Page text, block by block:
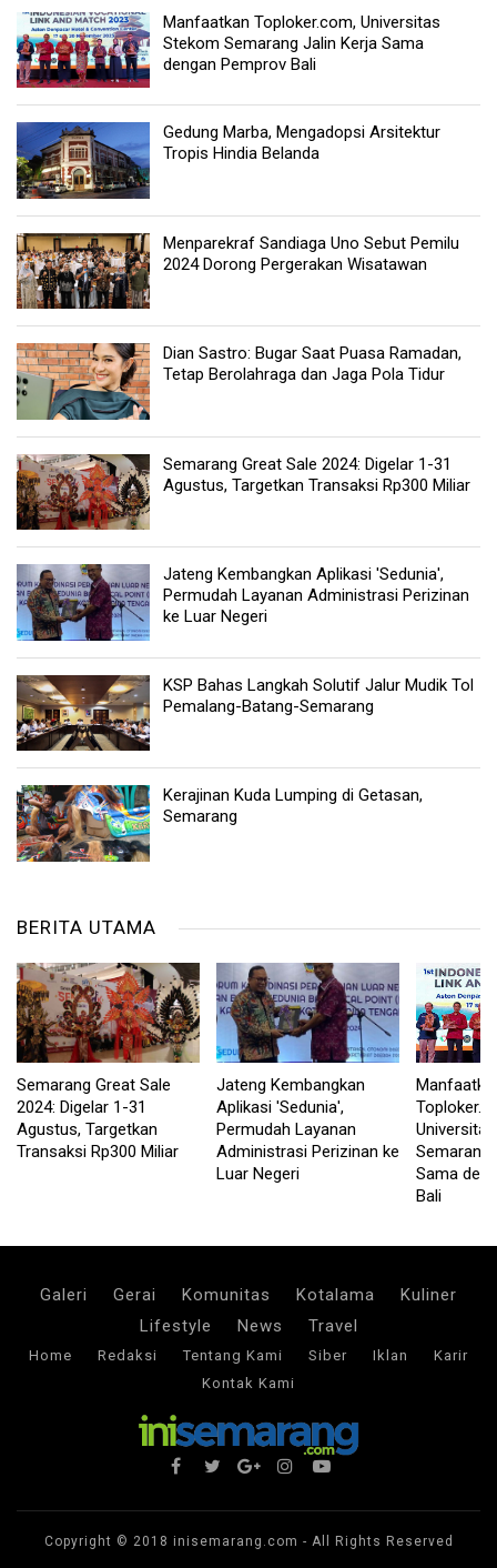
Manfaatkan Toploker.com, Universitas
Stekom Semarang Jalin Kerja Sama
dengan Pemprov Bali
Gedung Marba, Mengadopsi Arsitektur
Tropis Hindia Belanda
Menparekraf Sandiaga Uno Sebut Pemilu
2024 Dorong Pergerakan Wisatawan
Dian Sastro: Bugar Saat Puasa Ramadan,
Tetap Berolahraga dan Jaga Pola Tidur
Semarang Great Sale 2024: Digelar 1-31
Agustus, Targetkan Transaksi Rp300 Miliar
Jateng Kembangkan Aplikasi 'Sedunia',
Permudah Layanan Administrasi Perizinan
ke Luar Negeri
KSP Bahas Langkah Solutif Jalur Mudik Tol
Pemalang-Batang-Semarang
Kerajinan Kuda Lumping di Getasan,
Semarang
BERITA UTAMA
Semarang Great Sale
2024: Digelar 1-31
Agustus, Targetkan
Transaksi Rp300 Miliar
Jateng Kembangkan
Aplikasi 'Sedunia',
Permudah Layanan
Administrasi Perizinan ke
Luar Negeri
Semarang
Sama
Bali
Galeri Gerai Komunitas Kotalama
Kuliner
Lifestyle
News Travel
Home Redaksi Tentang Kami Siber Iklan
Karir
Kontak Kami
Copyright © 2018 inisemarang.com - All Rights Reserved